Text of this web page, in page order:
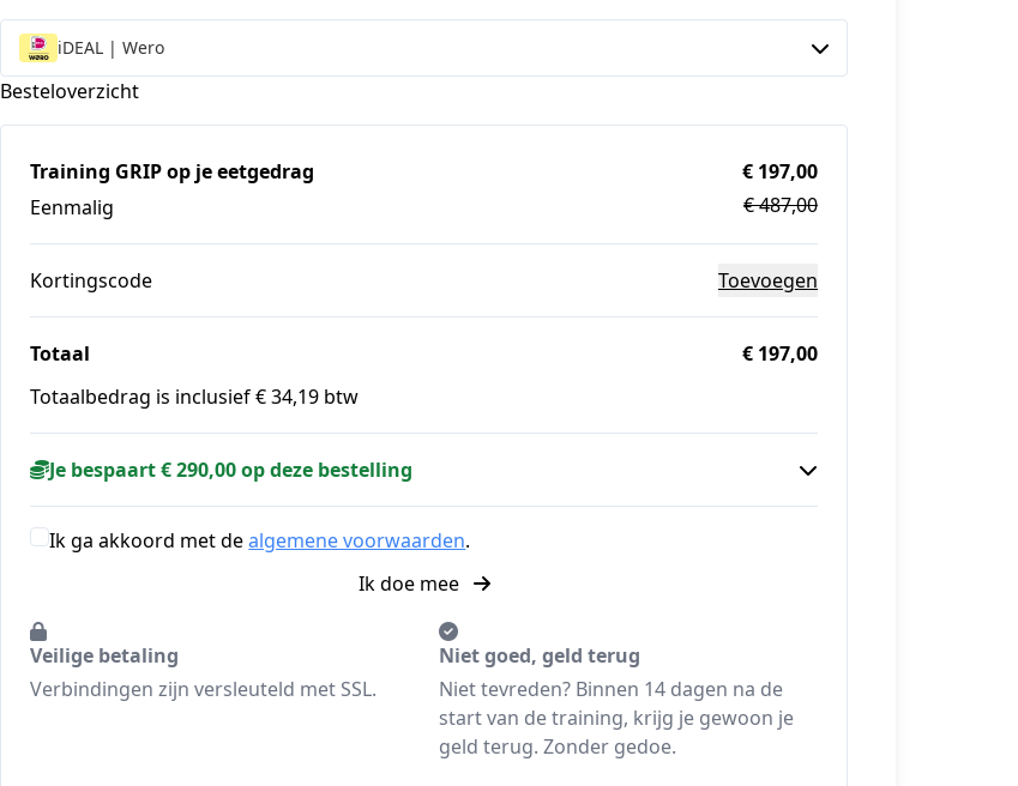
iDEAL | Wero
Besteloverzicht
Training GRIP op je eetgedrag
Eenmalig
€ 197,00
€ 487,00
Kortingscode Toevoegen
Totaal
€ 197,00
Totaalbedrag is inclusief € 34,19 btw
Je bespaart € 290,00 op deze bestelling
Ik ga akkoord met dealgemene voorwaarden.
Ik doe mee
Veilige betaling
Verbindingen zijn versleuteld met SSL.
Niet goed, geld terug
Niet tevreden? Binnen 14 dagen na de
start van de training, krijg je gewoon je
geld terug. Zonder gedoe.